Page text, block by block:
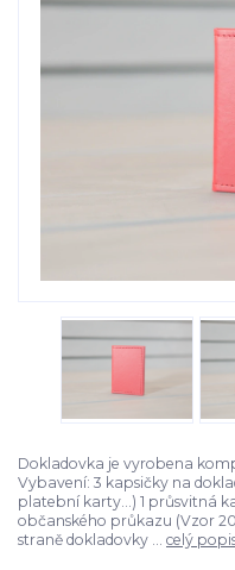
Dokladovka je vyrobena
Vybavení: 3 kapsičky na
platební karty...) 1 průsvitná
občanského průkazu (Vzor
straně dokladovky ... celý